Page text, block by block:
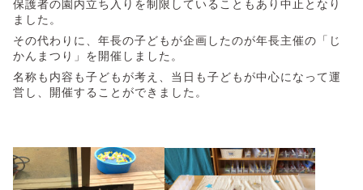
保護者の園内立ち入りを制限していることもあり中止となり
ました。
その代わりに、年長の子どもが企画したのが年長主催の「じ
かんまつり」を開催しました。
名称も内容も子どもが考え、当日も子どもが中心になって運
営し、開催することができました。